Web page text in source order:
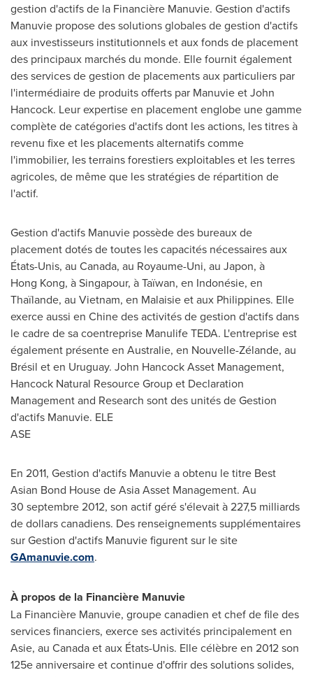
gestion d'actifs de la Financière Manuvie. Gestion d'actifs
Manuvie propose des solutions globales de gestion d'actifs
aux investisseurs institutionnels et aux fonds de placement
des principaux marchés du monde. Elle fournit également
des services de gestion de placements aux particuliers par
l'intermédiaire de produits offerts par Manuvie etJohn
Hancock. Leur expertise en placement englobe une gamme
complète de catégories d'actifs dont les actions, les titres à
revenu fixe et les placements alternatifs comme
l'immobilier, les terrains forestiers exploitables et les terres
agricoles, de même que les stratégies de répartition de
l'actif.
Gestion d'actifs Manuvie possède des bureaux de
placement dotés de toutes les capacités nécessaires aux
États-Unis, au Canada, au Royaume-Uni, au Japon, à
Hong Kong, à Singapour, à Taïwan, en Indonésie, en
Thaïlande, au Vietnam, en Malaisie et aux Philippines. Elle
exerce aussi en Chine des activités de gestion d'actifs dans
le cadre de sa coentreprise Manulife TEDA. L'entreprise est
également présente en Australie, en Nouvelle-Zélande, au
Brésil et en Uruguay. John HancockAsset Management,
Hancock Natural Resource Group et Declaration
Management and Research sont des unités de Gestion
d'actifs Manuvie. ELE
ASE
En 2011, Gestion d'actifs Manuvie a obtenu le titre Best
Asian Bond House de Asia Asset Management. Au
30 septembre 2012, son actif géré s'élevait à 227,5 milliards
de dollars canadiens. Des renseignements supplémentaires
sur Gestion d'actifs Manuvie figurent sur le site
GAmanuvie.com.
À propos de la Financière Manuvie
La Financière Manuvie, groupe canadien et chef de file des
services financiers, exerce ses activités principalement en
Asie, au Canadaet aux États-Unis. Elle célèbre en 2012 son
125e anniversaire et continue d'offrir des solutions solides,